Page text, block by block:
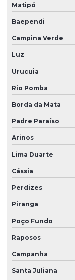
Matipó
Baependi
Campina Verde
Luz
Urucuia
Rio Pomba
Borda da Mata
Padre Paraíso
Arinos
Lima Duarte
Cássia
Perdizes
Piranga
Poço Fundo
Raposos
Campanha
Santa Juliana